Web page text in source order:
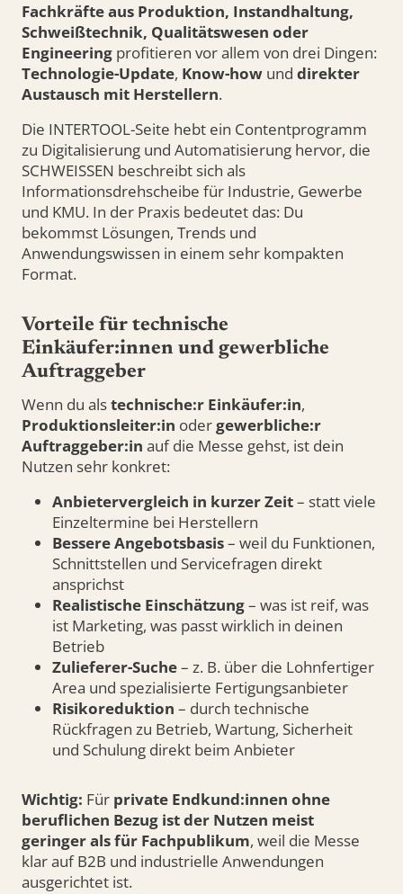
Fachkräfte aus Produktion, Instandhaltung,
Schweißtechnik, Qualitätswesen oder
Engineering profitieren vor allem von drei Dingen:
Technologie-Update, Know-how und direkter
Austausch mit Herstellern.
Die INTERTOOL-Seite hebt ein Contentprogramm
zu Digitalisierung und Automatisierung hervor, die
SCHWEISSEN beschreibt sich als
Informationsdrehscheibe für Industrie, Gewerbe
und KMU. In der Praxis bedeutet das: Du
bekommst Lösungen, Trends und
Anwendungswissen in einem sehr kompakten
Format.
Vorteile für technische
Einkäufer:innen und gewerbliche
Auftraggeber
Wenn du alstechnische:r Einkäufer:in,
Produktionsleiter:in odergewerbliche:r
Auftraggeber:in auf die Messe gehst, ist dein
Nutzen sehr konkret:
Anbietervergleich in kurzer Zeit– statt viele
Einzeltermine bei Herstellern
Bessere Angebotsbasis– weil du Funktionen,
Schnittstellen und Servicefragen direkt
ansprichst
Realistische Einschätzung– was ist reif, was
ist Marketing, was passt wirklich in deinen
Betrieb
Zulieferer-Suche– z. B. über die Lohnfertiger
Area und spezialisierte Fertigungsanbieter
Risikoreduktion – durch technische
Rückfragen zu Betrieb, Wartung, Sicherheit
und Schulung direkt beim Anbieter
Wichtig: Für private Endkund:innen ohne
beruflichen Bezug ist der Nutzen meist
geringer als für Fachpublikum, weil die Messe
klar auf B2B und industrielle Anwendungen
ausgerichtet ist.